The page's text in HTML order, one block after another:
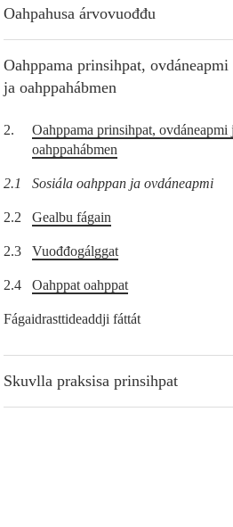
Oahpahusa árvovuođđu
Oahppama prinsihpat, ovdáneapmi
ja oahppahábmen
2.
Oahppama prinsihpat, ovdáneapmi
oahppahábmen
2.1 Sosiála oahppan ja ovdáneapmi
2.2 Gealbu fágain
2.3 Vuođđogálggat
2.4 Oahppat oahppat
Fágaidrasttideaddji fáttát
Skuvlla praksisa prinsihpat